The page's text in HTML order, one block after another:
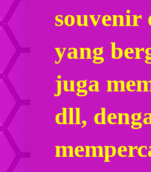
souvenir
yang
juga
dll,